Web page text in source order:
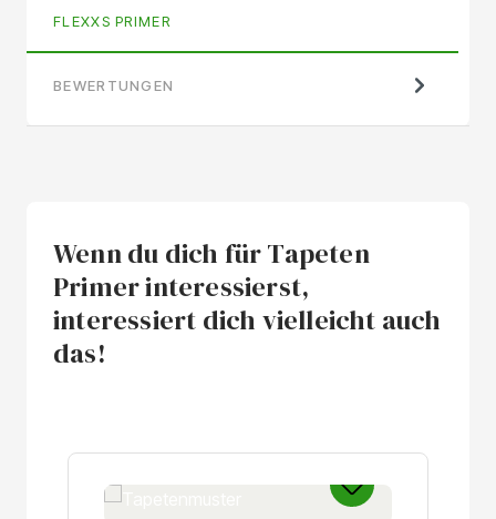
FLEXXS PRIMER
BEWERTUNGEN
Wenn du dich für Tapeten
Primer interessierst,
interessiert dich vielleicht auch
das!